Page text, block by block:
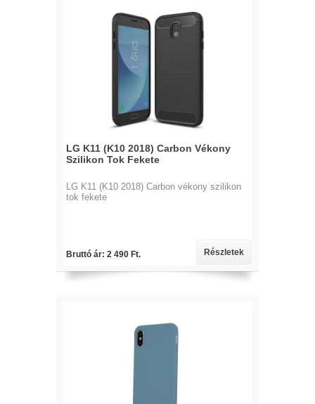
LG K11 (K10 2018) Carbon Vékony
Szilikon Tok Fekete
LG K11 (K10 2018) Carbon vékony szilikon
tok fekete
Bruttó ár: 2 490 Ft. Részletek